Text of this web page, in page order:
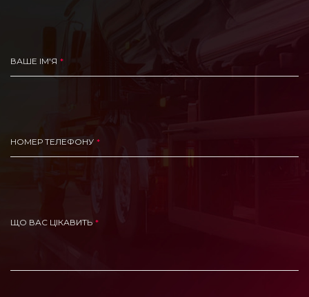
ВАШЕ ІМ'Я
НОМЕР ТЕЛЕФОНУ
ЩО ВАС ЦІКАВИТЬ